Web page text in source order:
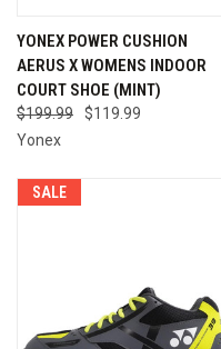
YONEX POWER CUSHION
AERUS X WOMENS INDOOR
COURT SHOE (MINT)
$199.99
$119.99
Yonex
SALE